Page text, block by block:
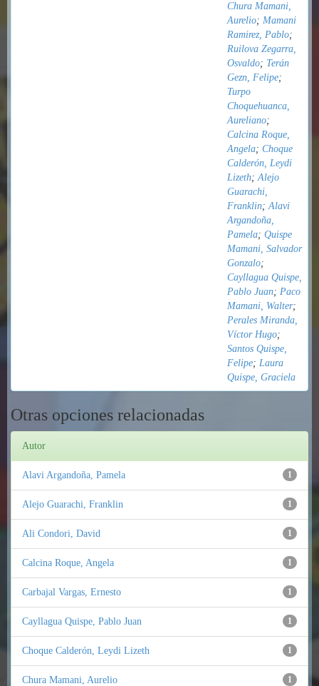
Chura Mamani,
Aurelio; Mamani
Ramirez, Pablo;
Ruilova Zegarra,
Osvaldo; Terán
Gezn, Felipe;
Turpo
Choquehuanca,
Aureliano;
Calcina Roque,
Angela; Choque
Calderón, Leydi
Lizeth;Alejo
Guarachi,
Franklin;Alavi
Argandoña,
Pamela; Quispe
Mamani, Salvador
Gonzalo;
Cayllagua Quispe,
Pablo Juan; Paco
Mamani, Walter;
Perales Miranda,
Víctor Hugo;
Santos Quispe,
Felipe; Laura
Quispe, Graciela
Otras opciones relacionadas
Autor
1
Alavi Argandoña, Pamela
1
Alejo Guarachi, Franklin
1
Ali Condori, David
1
Calcina Roque, Angela
1
Carbajal Vargas, Ernesto
1
Cayllagua Quispe, Pablo Juan
1
Choque Calderón, Leydi Lizeth
1
Chura Mamani, Aurelio